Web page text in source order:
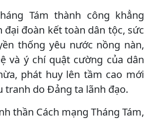
Tám thành công khẳng
đại đoàn kết toàn dân tộc, sức
thống yêu nước nồng nàn,
và ý chí quật cường của dân
phát huy lên tầm cao mới
tranh do Đảng ta lãnh đạo.
thần Cách mạng Tháng Tám,